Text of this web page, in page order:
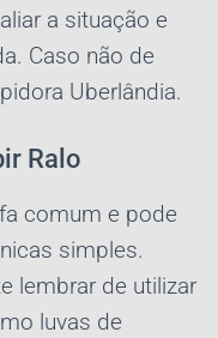
a situação e
Caso não de
Uberlândia.
Ralo
comum e pode
simples.
lembrar de utilizar
luvas de